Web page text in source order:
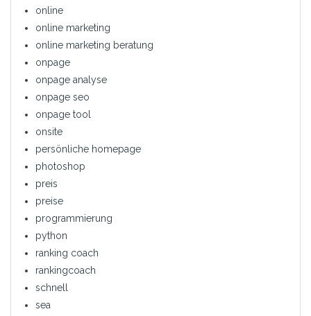
online
online marketing
online marketing beratung
onpage
onpage analyse
onpage seo
onpage tool
onsite
persönliche homepage
photoshop
preis
preise
programmierung
python
ranking coach
rankingcoach
schnell
sea